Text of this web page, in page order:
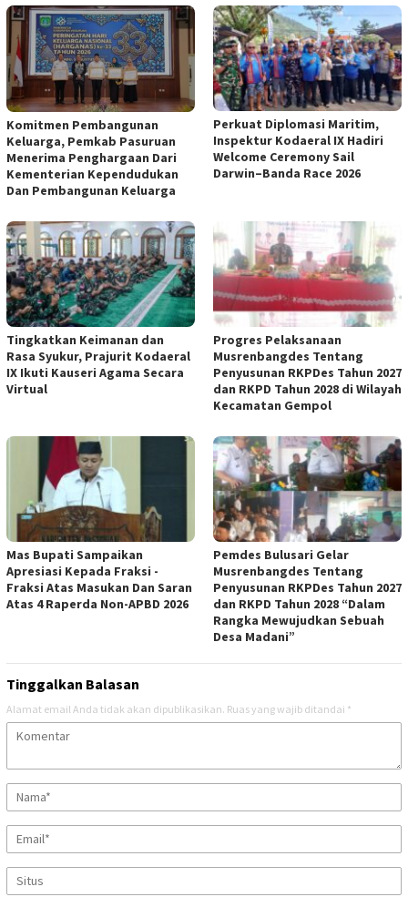
Komitmen Pembangunan
Keluarga, Pemkab Pasuruan
Menerima Penghargaan Dari
Kementerian Kependudukan
Dan Pembangunan Keluarga
Perkuat Diplomasi Maritim,
Inspektur Kodaeral IX Hadiri
Welcome Ceremony Sail
Darwin–Banda Race 2026
Tingkatkan Keimanan dan
Rasa Syukur, Prajurit Kodaeral
IX Ikuti Kauseri Agama Secara
Virtual
Progres Pelaksanaan
Musrenbangdes Tentang
Penyusunan RKPDes Tahun 2027
dan RKPD Tahun 2028 di Wilayah
Kecamatan Gempol
Mas Bupati Sampaikan
Apresiasi Kepada Fraksi -
Fraksi Atas Masukan Dan Saran
Atas 4 Raperda Non-APBD 2026
Pemdes Bulusari Gelar
Musrenbangdes Tentang
Penyusunan RKPDes Tahun 2027
dan RKPD Tahun 2028 “Dalam
Rangka Mewujudkan Sebuah
Desa Madani”
Tinggalkan Balasan
Alamat email Anda tidak akan dipublikasikan. Ruas yang wajib ditandai *